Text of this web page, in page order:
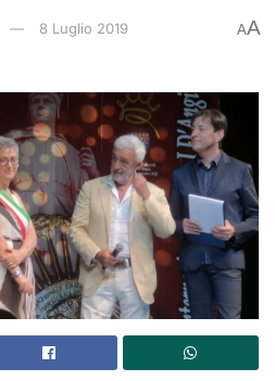
8 Luglio 2019 AA